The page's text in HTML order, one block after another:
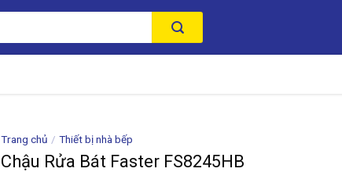
Trang chủ / Thiết bị nhà bếp
Chậu Rửa Bát Faster FS8245HB